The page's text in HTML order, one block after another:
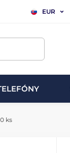
EUR
ks